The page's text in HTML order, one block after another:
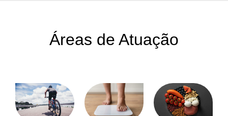
Áreas de Atuação